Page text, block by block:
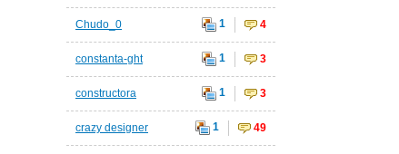
Chudo_0 1 4
constanta-ght 1 3
constructora 1 3
crazy designer 1 49